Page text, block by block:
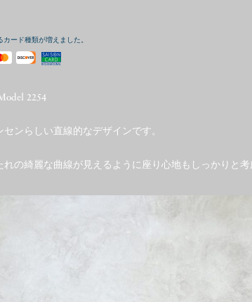
ード種類が増えました。
2254
ンらしい直線的なデザインです。
の綺麗な曲線が見えるように座り心地もしっかりと考